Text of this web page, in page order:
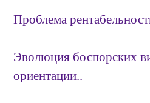
Проблема
Эволюция боспорских
ориентации..